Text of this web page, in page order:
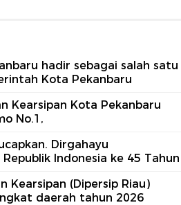
hadir sebagai salah satu
Kota Pekanbaru
Kearsipan Kota Pekanbaru
No.1,
Dirgahayu
Indonesia ke 45 Tahun
Kearsipan (Dipersip Riau)
daerah tahun 2026